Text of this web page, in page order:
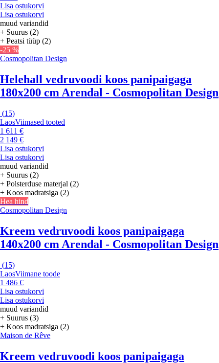
Lisa ostukorvi
Lisa ostukorvi
muud variandid
+ Suurus (2)
+ Peatsi tüüp (2)
-25 %
Cosmopolitan Design
Helehall vedruvoodi koos panipaigaga
180x200 cm Arendal - Cosmopolitan Design
(15)
LaosViimased tooted
1 611 €
2 149 €
Lisa ostukorvi
Lisa ostukorvi
muud variandid
+ Suurus (2)
+ Polsterduse materjal (2)
+ Koos madratsiga (2)
Hea hind
Cosmopolitan Design
Kreem vedruvoodi koos panipaigaga
140x200 cm Arendal - Cosmopolitan Design
(15)
LaosViimane toode
1 486 €
Lisa ostukorvi
Lisa ostukorvi
muud variandid
+ Suurus (3)
+ Koos madratsiga (2)
Maison de Rêve
Kreem vedruvoodi koos panipaigaga